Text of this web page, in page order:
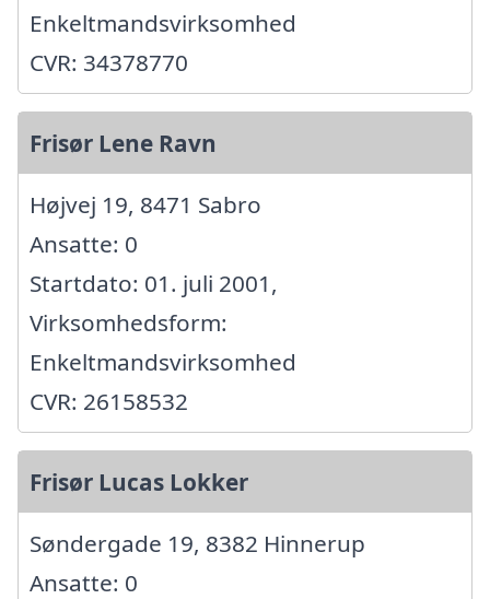
Enkeltmandsvirksomhed
CVR: 34378770
Frisør Lene Ravn
Højvej 19, 8471 Sabro
Ansatte: 0
Startdato: 01. juli 2001,
Virksomhedsform:
Enkeltmandsvirksomhed
CVR: 26158532
Frisør Lucas Lokker
Søndergade 19, 8382 Hinnerup
Ansatte: 0